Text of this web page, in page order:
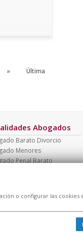
» Última
Abogados
Barato Divorcio
Menores
Penal Barato
o configurar las cookies